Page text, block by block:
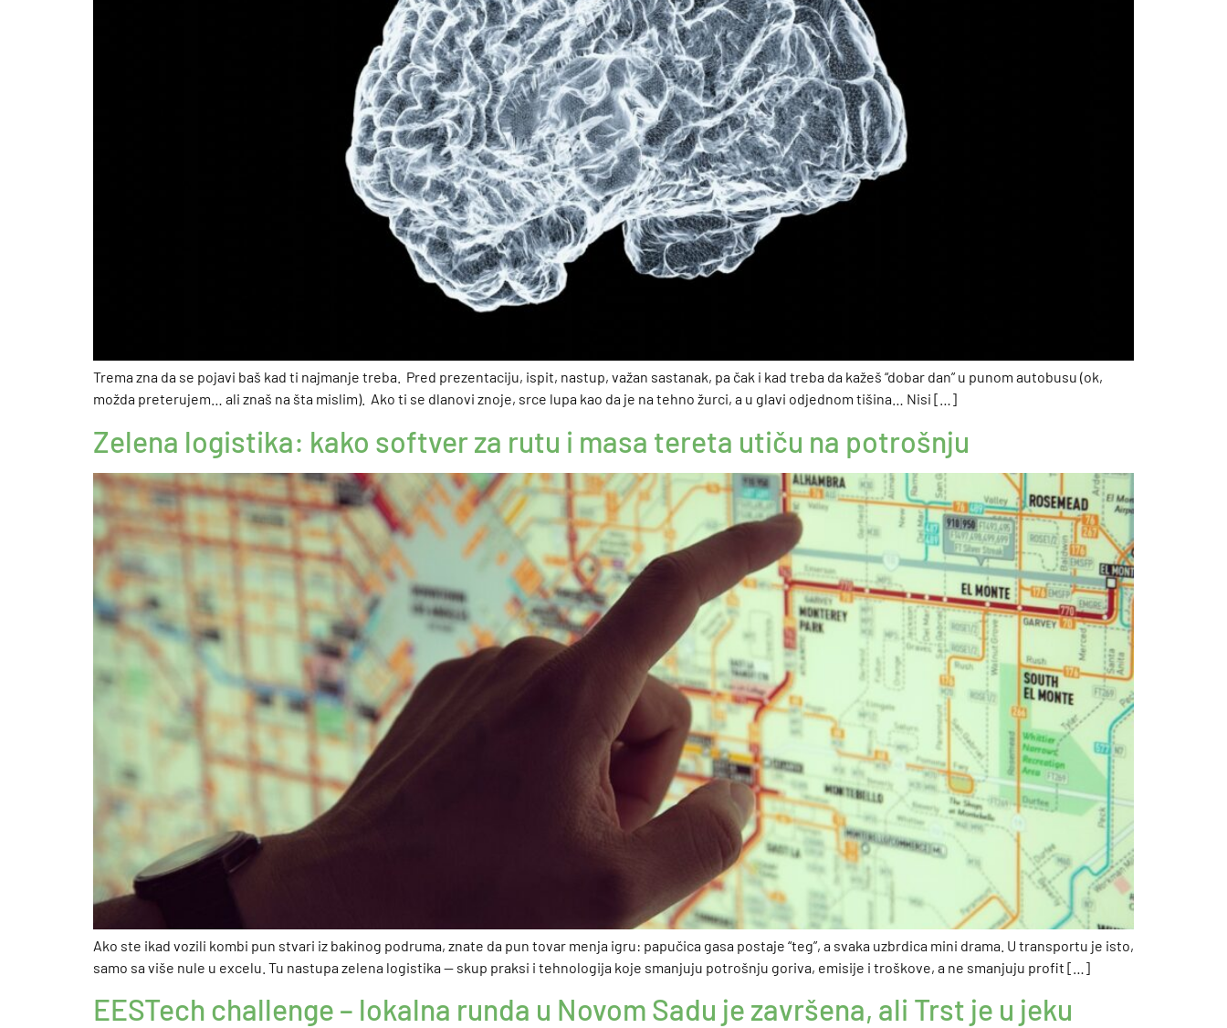
Trema zna da se pojavi baš kad ti najmanje treba. Pred prezentaciju, ispit, nastup, važan sastanak, pa čak i kad treba da kažeš “dobar dan” u punom autobusu (ok,
možda preterujem… ali znaš na šta mislim). Ako ti se dlanovi znoje, srce lupa kao da je na tehno žurci, a u glavi odjednom tišina… Nisi […]
Zelena logistika: kako softver za rutu i masa tereta utiču na potrošnju
Ako ste ikad vozili kombi pun stvari iz bakinog podruma, znate da pun tovar menja igru: papučica gasa postaje “teg”, a svaka uzbrdica mini drama. U transportu je isto,
samo sa više nule u excelu. Tu nastupa zelena logistika — skup praksi i tehnologija koje smanjuju potrošnju goriva, emisije i troškove, a ne smanjuju profit […]
EESTech challenge – lokalna runda u Novom Sadu je završena, ali Trst je u jeku